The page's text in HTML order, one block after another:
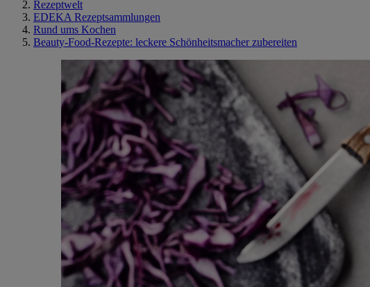
Rezeptwelt
EDEKA Rezeptsammlungen
Rund ums Kochen
Beauty-Food-Rezepte: leckere Schönheitsmacher zubereiten